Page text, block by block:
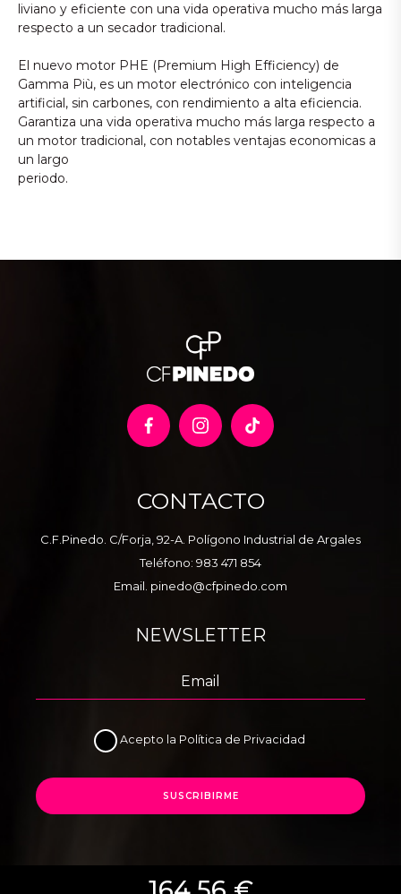
liviano y eficiente con una vida operativa mucho más larga
respecto a un secador tradicional.
El nuevo motor PHE (Premium High Efficiency) de
Gamma Più, es un motor electrónico con inteligencia
artificial, sin carbones, con rendimiento a alta eficiencia.
Garantiza una vida operativa mucho más larga respecto a
un motor tradicional, con notables ventajas economicas a
un largo
periodo.
CONTACTO
C.F.Pinedo. C/Forja, 92-A. Polígono Industrial de Argales
Teléfono: 983 471 854
Email. pinedo@cfpinedo.com
NEWSLETTER
Acepto la Política de Privacidad
SUSCRIBIRME